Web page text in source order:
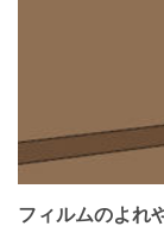
フィルムのよれ